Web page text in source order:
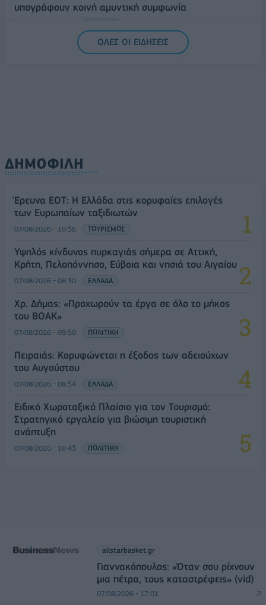
υπογράφουν κοινή αμυντική συμφωνία
ΟΛΕΣ ΟΙ ΕΙΔΗΣΕΙΣ
ΔΗΜΟΦΙΛΗ
Έρευνα ΕΟΤ: Η Ελλάδα στις κορυφαίες επιλογές
των Ευρωπαίων ταξιδιωτών
07/08/2026 - 10:56 ΤΟΥΡΙΣΜΟΣ
Υψηλός κίνδυνος πυρκαγιάς σήμερα σε Αττική,
Κρήτη, Πελοπόννησο, Εύβοια και νησιά του Αιγαίου
07/08/2026 - 08:30 ΕΛΛΑΔΑ
Χρ. Δήμας: «Προχωρούν τα έργα σε όλο το μήκος
του ΒΟΑΚ»
07/08/2026 - 09:50 ΠΟΛΙΤΙΚΗ
Πειραιάς: Κορυφώνεται η έξοδος των αδειούχων
του Αυγούστου
07/08/2026 - 08:54 ΕΛΛΑΔΑ
Ειδικό Χωροταξικό Πλαίσιο για τον Τουρισμό:
Στρατηγικό εργαλείο για βιώσιμη τουριστική
ανάπτυξη
07/08/2026 - 10:43 ΠΟΛΙΤΙΚΗ
allstarbasket.gr
Γιαννακόπουλος: «Όταν σου ρίχνουν
μια πέτρα, τους καταστρέφεις» (vid)
07/08/2026 - 17:01